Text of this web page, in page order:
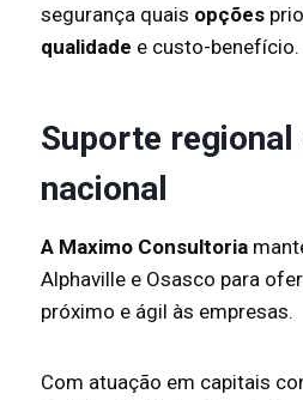
segurança quais opções
qualidade e custo-benefício.
Suporte regional
nacional
A Maximo Consultoria
Alphaville e Osasco para
próximo e ágil às empresas.
Com atuação em capitais